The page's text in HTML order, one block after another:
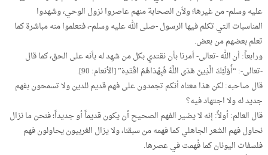
عليه وسلم- من غيرها؛ ولأن الصحابة منهم عاصروا نزول الوحي، وشهدوا
المناسبات التي تكلم فيها الرسول -صلى الله عليه وسلم-، فتعلموا منه مباشرة كما
تعلم بعضهم من بعض.
ورابعاً: أن الله -تعالى- أمرنا بأن نقتدي بكل من شهِد له بأنه على الحق، كما قال
-تعالى-: “أُوْلَئِكَ الَّذِينَ هَدَى اللَّهُ فَبِهُدَاهُمُ اقْتَدِهْ” [الأنعام: 90].
قال صاحبه: لكن هذا معناه أنكم تجمدون على فهم قديم للدين ولا تسمحون بفهم
جديد له ولا اجتهاد فيه؟
قال العالم: أولاً: إنه لا يضير الفهم الصحيح أن يكون قديماً أو جديداً؛ فنحن ما نزال
نحاول فهم الشعر الجاهلي كما فهمه من سبقنا، ولا يزال الغربيون يحاولون فهم
فلسفات اليونان كما فُهمت في عصرها.